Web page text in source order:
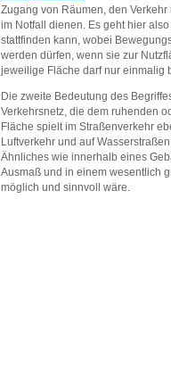
Zugang von Räumen, den
im Notfall dienen. Es geht hier
stattfinden kann, wobei
werden dürfen, wenn sie zur
jeweilige Fläche darf nur einmalig
Die zweite Bedeutung des
Verkehrsnetz, die dem ruhenden
Fläche spielt im Straßenverkehr
Luftverkehr und auf
Ähnliches wie innerhalb eines
Ausmaß und in einem wesentlich
möglich und sinnvoll wäre.